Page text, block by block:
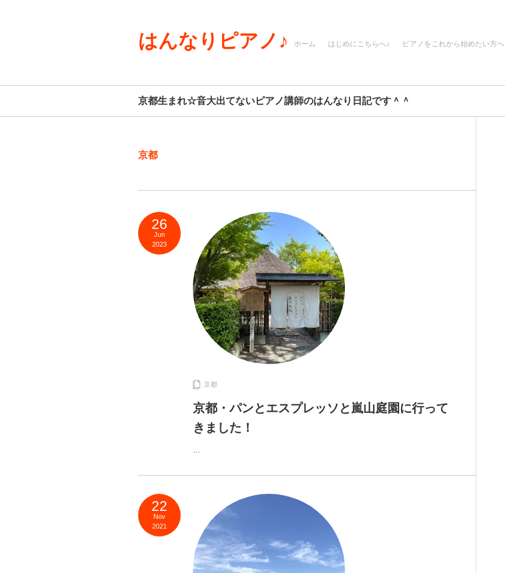
はんなりピアノ♪ ホーム はじめにこちらへ♪ ピアノをこれから始めたい方へ
京都生まれ☆音大出てないピアノ講師のはんなり日記です＾＾
京都
26
Jun
2023
京都
京都・パンとエスプレッソと嵐山庭園に行って
きました！
…
22
Nov
2021